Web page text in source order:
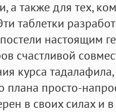
а также для тех,
таблетки
постели настоящим
счастливой
курса
просто-
в своих силах и в